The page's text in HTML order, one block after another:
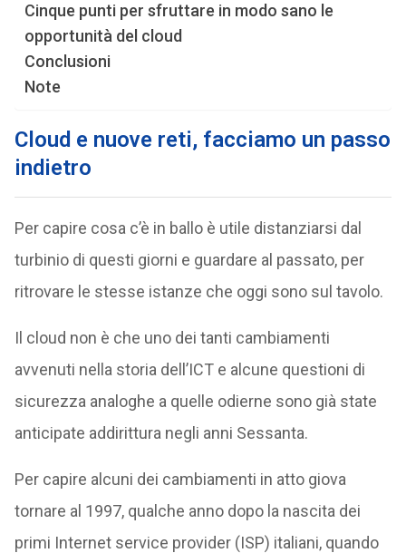
Cinque punti per sfruttare in modo sano le
opportunità del cloud
Conclusioni
Note
Cloud e nuove reti, facciamo un passo
indietro
Per capire cosa c’è in ballo è utile distanziarsi dal
turbinio di questi giorni e guardare al passato, per
ritrovare le stesse istanze che oggi sono sul tavolo.
Il cloud non è che uno dei tanti cambiamenti
avvenuti nella storia dell’ICT e alcune questioni di
sicurezza analoghe a quelle odierne sono già state
anticipate addirittura negli anni Sessanta.
Per capire alcuni dei cambiamenti in atto giova
tornare al 1997, qualche anno dopo la nascita dei
primi Internet service provider (ISP) italiani, quando